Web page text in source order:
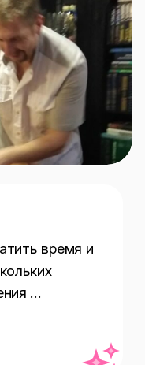
время и
и